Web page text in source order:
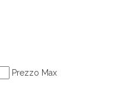
Prezzo Max